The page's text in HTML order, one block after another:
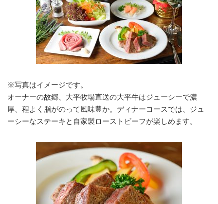
※写真はイメージです。
オーナーの故郷、大平牧場直送の大平牛はジューシーで濃
厚、程よく脂がのって風味豊か。ディナーコースでは、ジュ
ーシーなステーキと自家製ローストビーフが楽しめます。